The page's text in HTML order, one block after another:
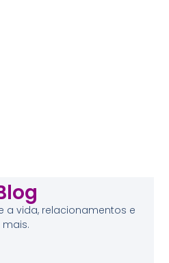
a vida, relacionamentos e
mais.